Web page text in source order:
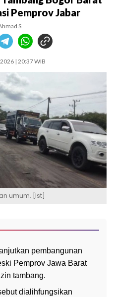
Pemprov Jabar
S
| 20:37 WIB
umum. [Ist]
pembangunan
Pemprov Jawa Barat
tambang.
dialihfungsikan